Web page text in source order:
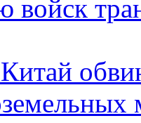
войск
Китай